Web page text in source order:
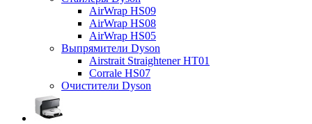
AirWrap HS09
AirWrap HS08
AirWrap HS05
Выпрямители Dyson
Airstrait Straightener HT01
Corrale HS07
Очистители Dyson